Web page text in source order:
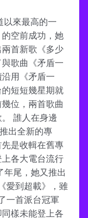
以來最高的一
空前成功，她
首新歌《多少
歌曲《矛盾一
用《矛盾一
短短幾星期就
位，兩首歌曲
誰人在身邊
出全新的專
是收輯在舊專
各大電台流行
年尾，她又推出
愛到超載》，雖
一首派台冠軍
樣未能登上各